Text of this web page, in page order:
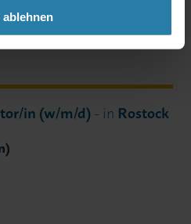
ablehnen
in (w/m/d) - in Rostock